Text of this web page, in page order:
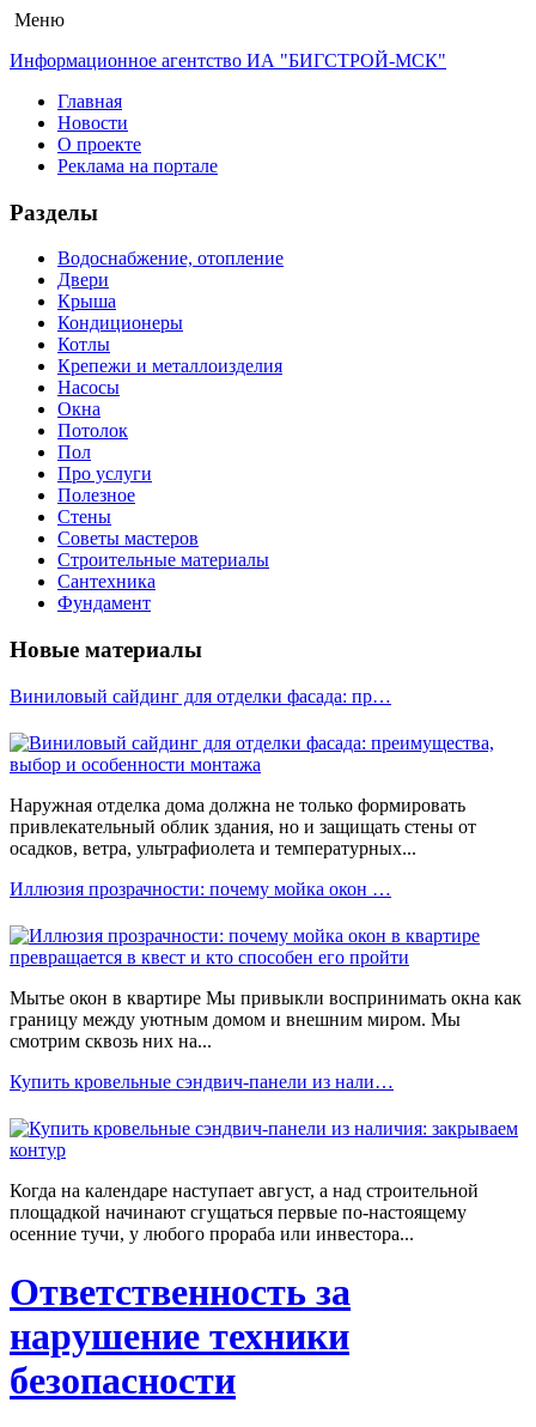
Меню
Информационное агентство ИА "БИГСТРОЙ-МСК"
Главная
Новости
О проекте
Реклама на портале
Разделы
Водоснабжение, отопление
Двери
Крыша
Кондиционеры
Котлы
Крепежи и металлоизделия
Насосы
Окна
Потолок
Пол
Про услуги
Полезное
Стены
Советы мастеров
Строительные материалы
Сантехника
Фундамент
Новые материалы
Виниловый сайдинг для отделки фасада: пр…
Наружная отделка дома должна не только формировать
привлекательный облик здания, но и защищать стены от
осадков, ветра, ультрафиолета и температурных...
Иллюзия прозрачности: почему мойка окон …
Мытье окон в квартире Мы привыкли воспринимать окна как
границу между уютным домом и внешним миром. Мы
смотрим сквозь них на...
Купить кровельные сэндвич-панели из нали…
Когда на календаре наступает август, а над строительной
площадкой начинают сгущаться первые по-настоящему
осенние тучи, у любого прораба или инвестора...
Ответственность за
нарушение техники
безопасности